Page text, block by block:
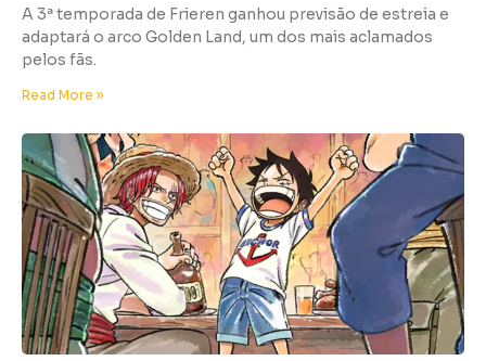
A 3ª temporada de Frieren ganhou previsão de estreia e
adaptará o arco Golden Land, um dos mais aclamados
pelos fãs.
Read More »